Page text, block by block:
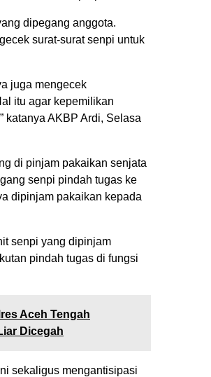
dipegang anggota.
surat-surat senpi untuk
juga mengecek
itu agar kepemilikan
katanya AKBP Ardi, Selasa
di pinjam pakaikan senjata
senpi pindah tugas ke
dipinjam pakaikan kepada
senpi yang dipinjam
pindah tugas di fungsi
Aceh Tengah
Dicegah
sekaligus mengantisipasi